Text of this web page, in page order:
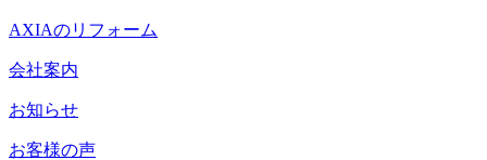
AXIAのリフォーム
会社案内
お知らせ
お客様の声